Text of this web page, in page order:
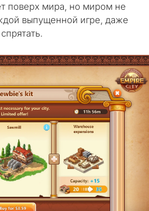
поверх мира, но миром не
выпущенной игре, даже